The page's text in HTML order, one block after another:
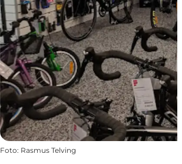
Foto: Rasmus Telving